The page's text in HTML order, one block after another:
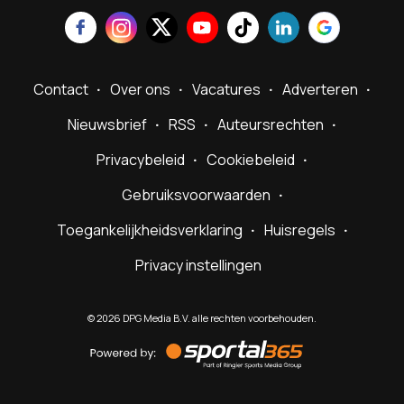
Contact Over ons Vacatures
Adverteren
Nieuwsbrief
RSS
Auteursrechten
Privacybeleid
Cookiebeleid
Gebruiksvoorwaarden
Toegankelijkheidsverklaring
Huisregels
Privacy instellingen
©2026 DPG Media B.V. alle rechten voorbehouden.
by
Sportal365